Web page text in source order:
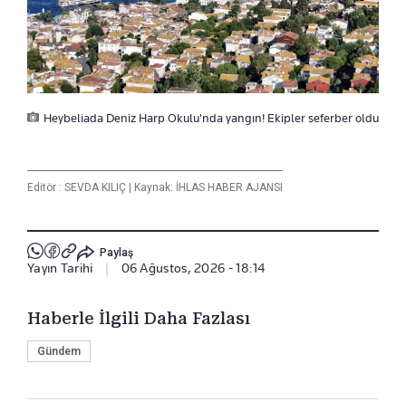
Heybeliada Deniz Harp Okulu'nda yangın! Ekipler seferber oldu
Editör : SEVDA KILIÇ Kaynak: İHLAS HABER AJANSI
Paylaş
Yayın Tarihi 06 Ağustos, 2026 - 18:14
Haberle İlgili Daha Fazlası
Gündem